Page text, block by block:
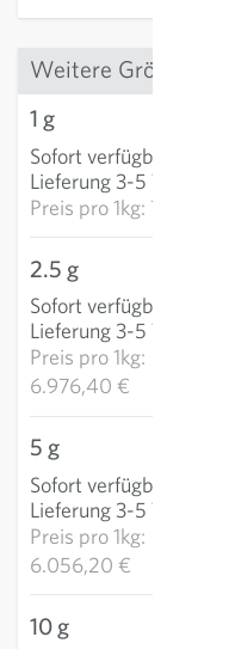
Weitere Grössen
1 g
Sofort verfügbar
Lieferung 3-5 Tage
Preis pro1kg: 7.329,50 €
2.5 g
Sofort verfügbar
Lieferung 3-5 Tage
Preis pro1kg:
6.976,40 €
5 g
Sofort verfügbar
Lieferung 3-5 Tage
Preis pro1kg:
6.056,20 €
10 g